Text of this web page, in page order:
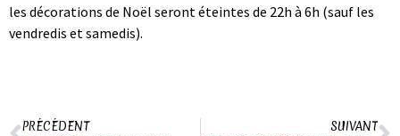
les décorations de Noël seront éteintes de 22h à 6h (sauf les
vendredis et samedis).
PRÉCÉDENT SUIVANT